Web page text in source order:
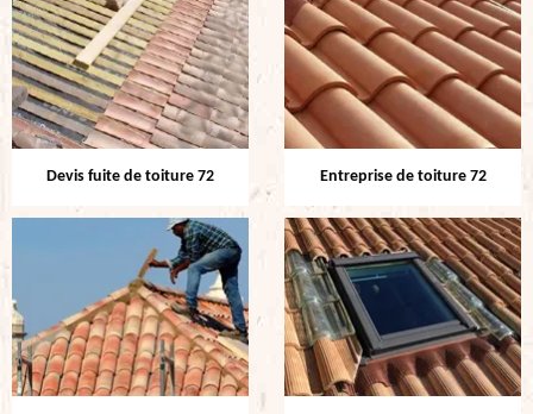
Devis fuite de toiture 72 Entreprise de toiture 72